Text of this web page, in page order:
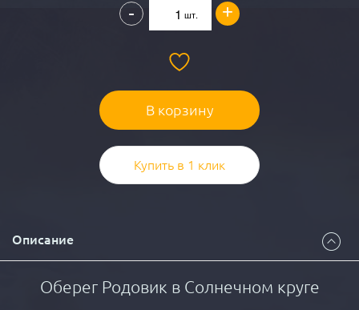
шт. +
-
В корзину
Купить в 1 клик
Описание
Оберег Родовик в Солнечном круге